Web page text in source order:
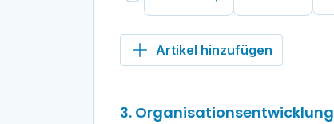
Artikel hinzufügen
3. Organisationsentwicklung